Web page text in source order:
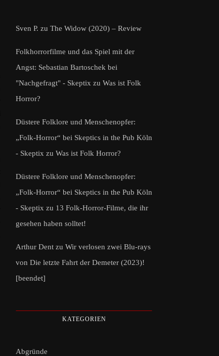
Sven P. zu The Widow (2020) – Review
Folkhorrorfilme und das Spiel mit der
Angst: Sebastian Bartoschek bei
"Nachgefragt" - Skeptix zu Was ist Folk
Horror?
Düstere Folklore und Menschenopfer:
„Folk-Horror“ bei Skeptics in the Pub Köln
- Skeptix zu Was ist Folk Horror?
Düstere Folklore und Menschenopfer:
„Folk-Horror“ bei Skeptics in the Pub Köln
- Skeptix zu 13 Folk-Horror-Filme, die ihr
gesehen haben solltet!
Arthur Dent zu Wir verlosen zwei Blu-rays
von Die letzte Fahrt der Demeter (2023)!
[beendet]
KATEGORIEN
Abgründe